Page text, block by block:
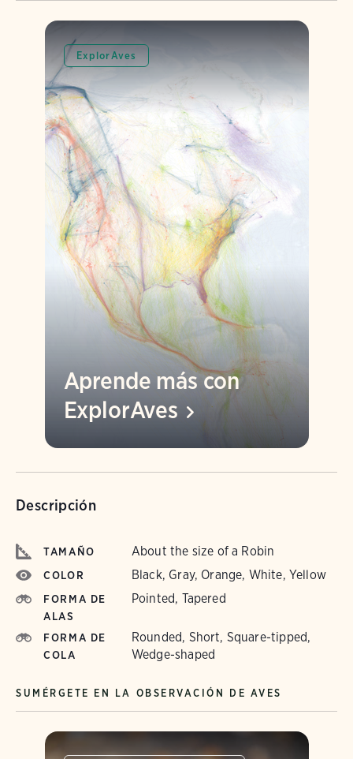
ExplorAves
Aprende más con
ExplorAves
Descripción
TAMAÑO About the size of a Robin
COLOR Black, Gray, Orange, White, Yellow
FORMA DE
ALAS
Pointed, Tapered
FORMA DE
COLA
Rounded, Short, Square-tipped,
Wedge-shaped
SUMÉRGETE EN LA OBSERVACIÓN DE AVES